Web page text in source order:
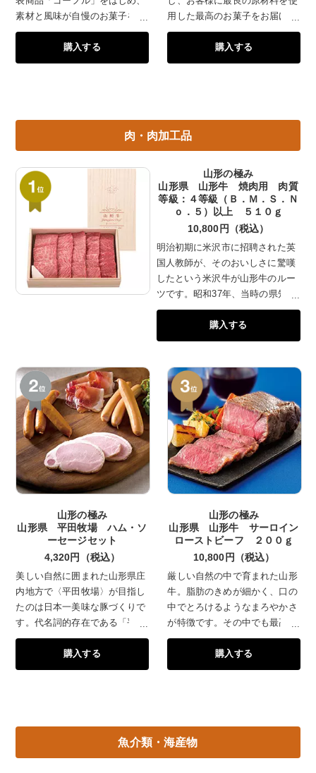
素材と風味が自慢のお菓子を詰
め合わせたギフトです。
購入する
用した最高のお菓子をお届けで
きるよう努めております。伝統
の味をそのままに、手軽なかた
ちでご用意しました。さまざま
購入する
肉・肉加工品
山形の極み
山形県 山形牛 焼肉用 肉質
等級：４等級（Ｂ．Ｍ．Ｓ．Ｎ
ｏ．５）以上 ５１０ｇ
10,800円（税込）
明治初期に米沢市に招聘された英
国人教師が、そのおいしさに驚嘆
したという米沢牛が山形牛のルー
ツです。昭和37年、当時の県知事
により県内産肉牛は「山形牛」と
命名され全国にその名を広めてい
きました。昼夜の寒暖差が激しい
り、肉が仕上がるまで大切に飼育
する山形牛は、脂肪の融点が低
く、血中コレステロール量の調整
作用を持つ不飽和脂肪酸の割合が
高いのが特徴です。良質な脂と肉
質、まろやかで深い味わいをご堪
能ください。
購入する
山形の極み
山形県 平田牧場 ハム・ソ
ーセージセット
4,320円（税込）
美しい自然に囲まれた山形県庄
内地方で〈平田牧場〉が目指し
たのは日本一美味な豚づくりで
す。代名詞的存在である「平田
牧場 三元豚」を原料に、化学
合成食品添加物を不使用。自社
の豚骨から煮出したポークエキ
ハムとソーセージのセットで
購入する
山形の極み
山形県 山形牛 サーロイン
ローストビーフ ２００ｇ
10,800円（税込）
厳しい自然の中で育まれた山形
牛。脂肪のきめが細かく、口の
中でとろけるようなまろやかさ
が特徴です。その中でも最高の
肉質とされる背肉部分のサーロ
インを贅沢に使って、ロースト
ビーフにしました。
購入する
魚介類・海産物